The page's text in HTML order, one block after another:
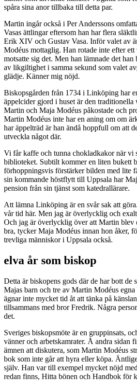
spåra sina anor tillbaka till detta par.
Martin ingår också i Per Anderssons
Vasas ättlingar eftersom han har flera
Erik XIV och Gustav Vasa. Inför valet av
Modéus mottaglig. Han rotade inte efter ett
motsatte sig det. Men han lämnade det
av likgiltighet i samma sekund som valet
glädje. Känner mig nöjd.
Biskopsgården från 1734 i Linköping har
äppelcider gjord i huset är den traditionella
Martin och Maja Modéus påkostade och
Martin Modéus inte har en aning om om
har äppelträd är han ändå hoppfull om att
utveckla något där.
Vi får kaffe och tunna chokladkakor när vi
biblioteket. Subtilt kommer en liten bukett
förhoppningsvis förstärker bilden med lite
sin kommande höstflytt till Uppsala har
pension från sin tjänst som katedrallärare.
Att lämna Linköping är en svår sak att
vår tid här. Men jag är överlycklig och
Och jag är överlycklig över att Martin blev
bra, tycker Maja Modéus innan hon åker,
trevliga människor i Uppsala också.
elva år som biskop
Detta är biskopens gods där de har bott de
Majas barn och tre av Martin Modéus
ägnar inte mycket tid åt att tänka på
tillsammans med bror Fredrik. Några
det.
Sveriges biskopsmöte är en gruppinsats,
vänner och arbetskamrater. Å andra sidan
ämnen att diskutera, som Martin Modéus
bok som inte går att hyra eller köpa.
själv. Han var till exempel mycket nöjd
redan finns, Hitta bönen och Handbok för